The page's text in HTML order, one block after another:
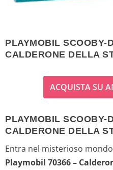
PLAYMOBIL SCOOBY-
CALDERONE DELLA
ACQUISTA SU
PLAYMOBIL SCOOBY-
CALDERONE DELLA
Entra nel misterioso
Playmobil 70366 –